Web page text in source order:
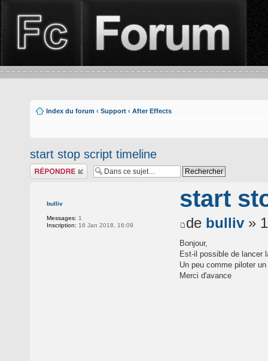
Index du forum ‹ Support ‹ After Effects
start stop script timeline
Répondre
bulliv
Messages: 1
Inscription: 16 Jan 2018, 16:09
start
de bulliv »
Bonjour,
Est-il possible de lancer
Un peu comme piloter
Merci d'avance